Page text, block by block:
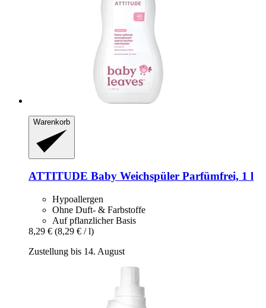
Warenkorb
ATTITUDE Baby Weichspüler Parfümfrei, 1 l
Hypoallergen
Ohne Duft- & Farbstoffe
Auf pflanzlicher Basis
8,29 € (8,29 € / l)
Zustellung bis 14. August